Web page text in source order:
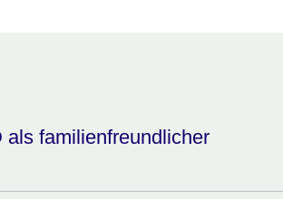
als familienfreundlicher